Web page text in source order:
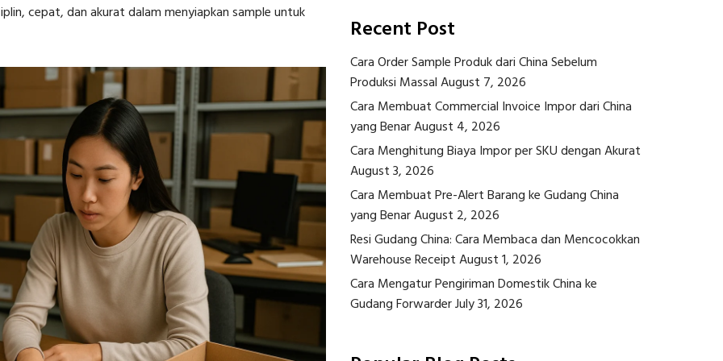
cepat, dan akurat dalam menyiapkan sample untuk
Recent Post
Cara Order Sample Produk dari China Sebelum
Produksi MassalAugust 7, 2026
Cara Membuat Commercial Invoice Impor dari China
yang BenarAugust 4, 2026
Cara Menghitung Biaya Impor per SKU dengan Akurat
August 3, 2026
Cara Membuat Pre-Alert Barang ke Gudang China
yang BenarAugust 2, 2026
Resi Gudang China: Cara Membaca dan Mencocokkan
Warehouse ReceiptAugust 1, 2026
Cara Mengatur Pengiriman Domestik China ke
Gudang ForwarderJuly 31, 2026